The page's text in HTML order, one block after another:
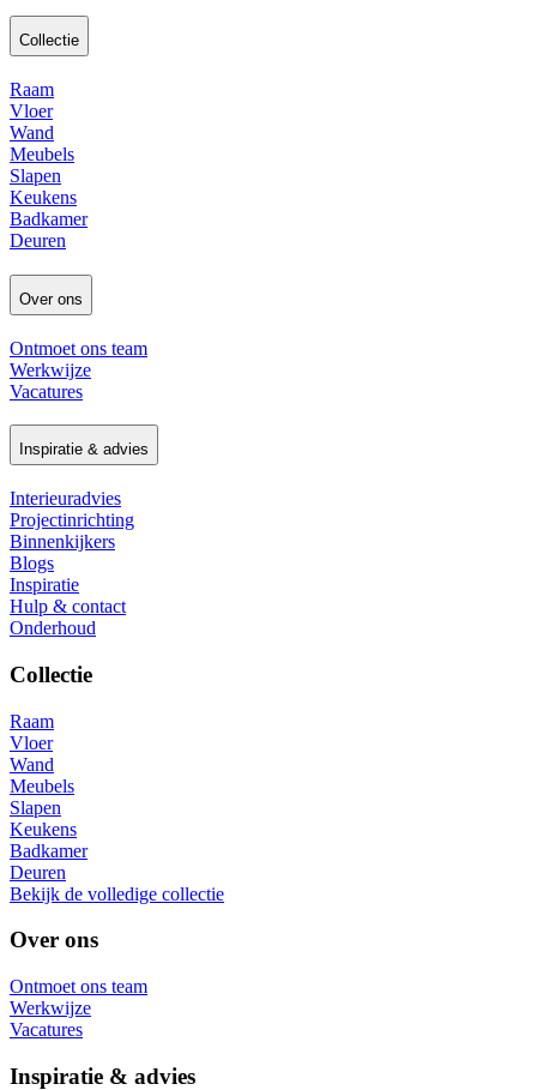
Collectie
Raam
Vloer
Wand
Meubels
Slapen
Keukens
Badkamer
Deuren
Over ons
Ontmoet ons team
Werkwijze
Vacatures
Inspiratie & advies
Interieuradvies
Projectinrichting
Binnenkijkers
Blogs
Inspiratie
Hulp & contact
Onderhoud
Collectie
Raam
Vloer
Wand
Meubels
Slapen
Keukens
Badkamer
Deuren
Bekijk de volledige collectie
Over ons
Ontmoet ons team
Werkwijze
Vacatures
Inspiratie & advies